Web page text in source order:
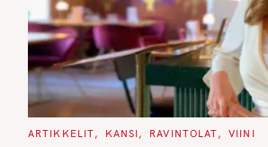
C
ARTIKKELIT KANSI RAVINTOLAT VIINI